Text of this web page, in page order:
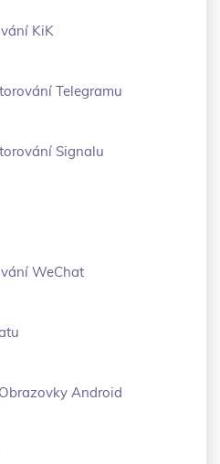
KiK
Telegramu
Signalu
WeChat
Android